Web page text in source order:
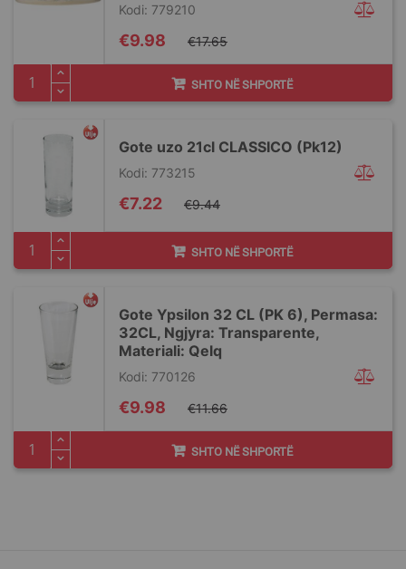
Kodi: 779210
Special
Price
€9.98 €17.65
SHTO NË SHPORTË
Gote uzo 21cl CLASSICO (Pk12)
Kodi: 773215
Special
Price
€7.22 €9.44
SHTO NË SHPORTË
Gote Ypsilon 32 CL (PK 6), Permasa:
32CL, Ngjyra: Transparente,
Materiali: Qelq
Kodi: 770126
Special
Price
€9.98 €11.66
SHTO NË SHPORTË